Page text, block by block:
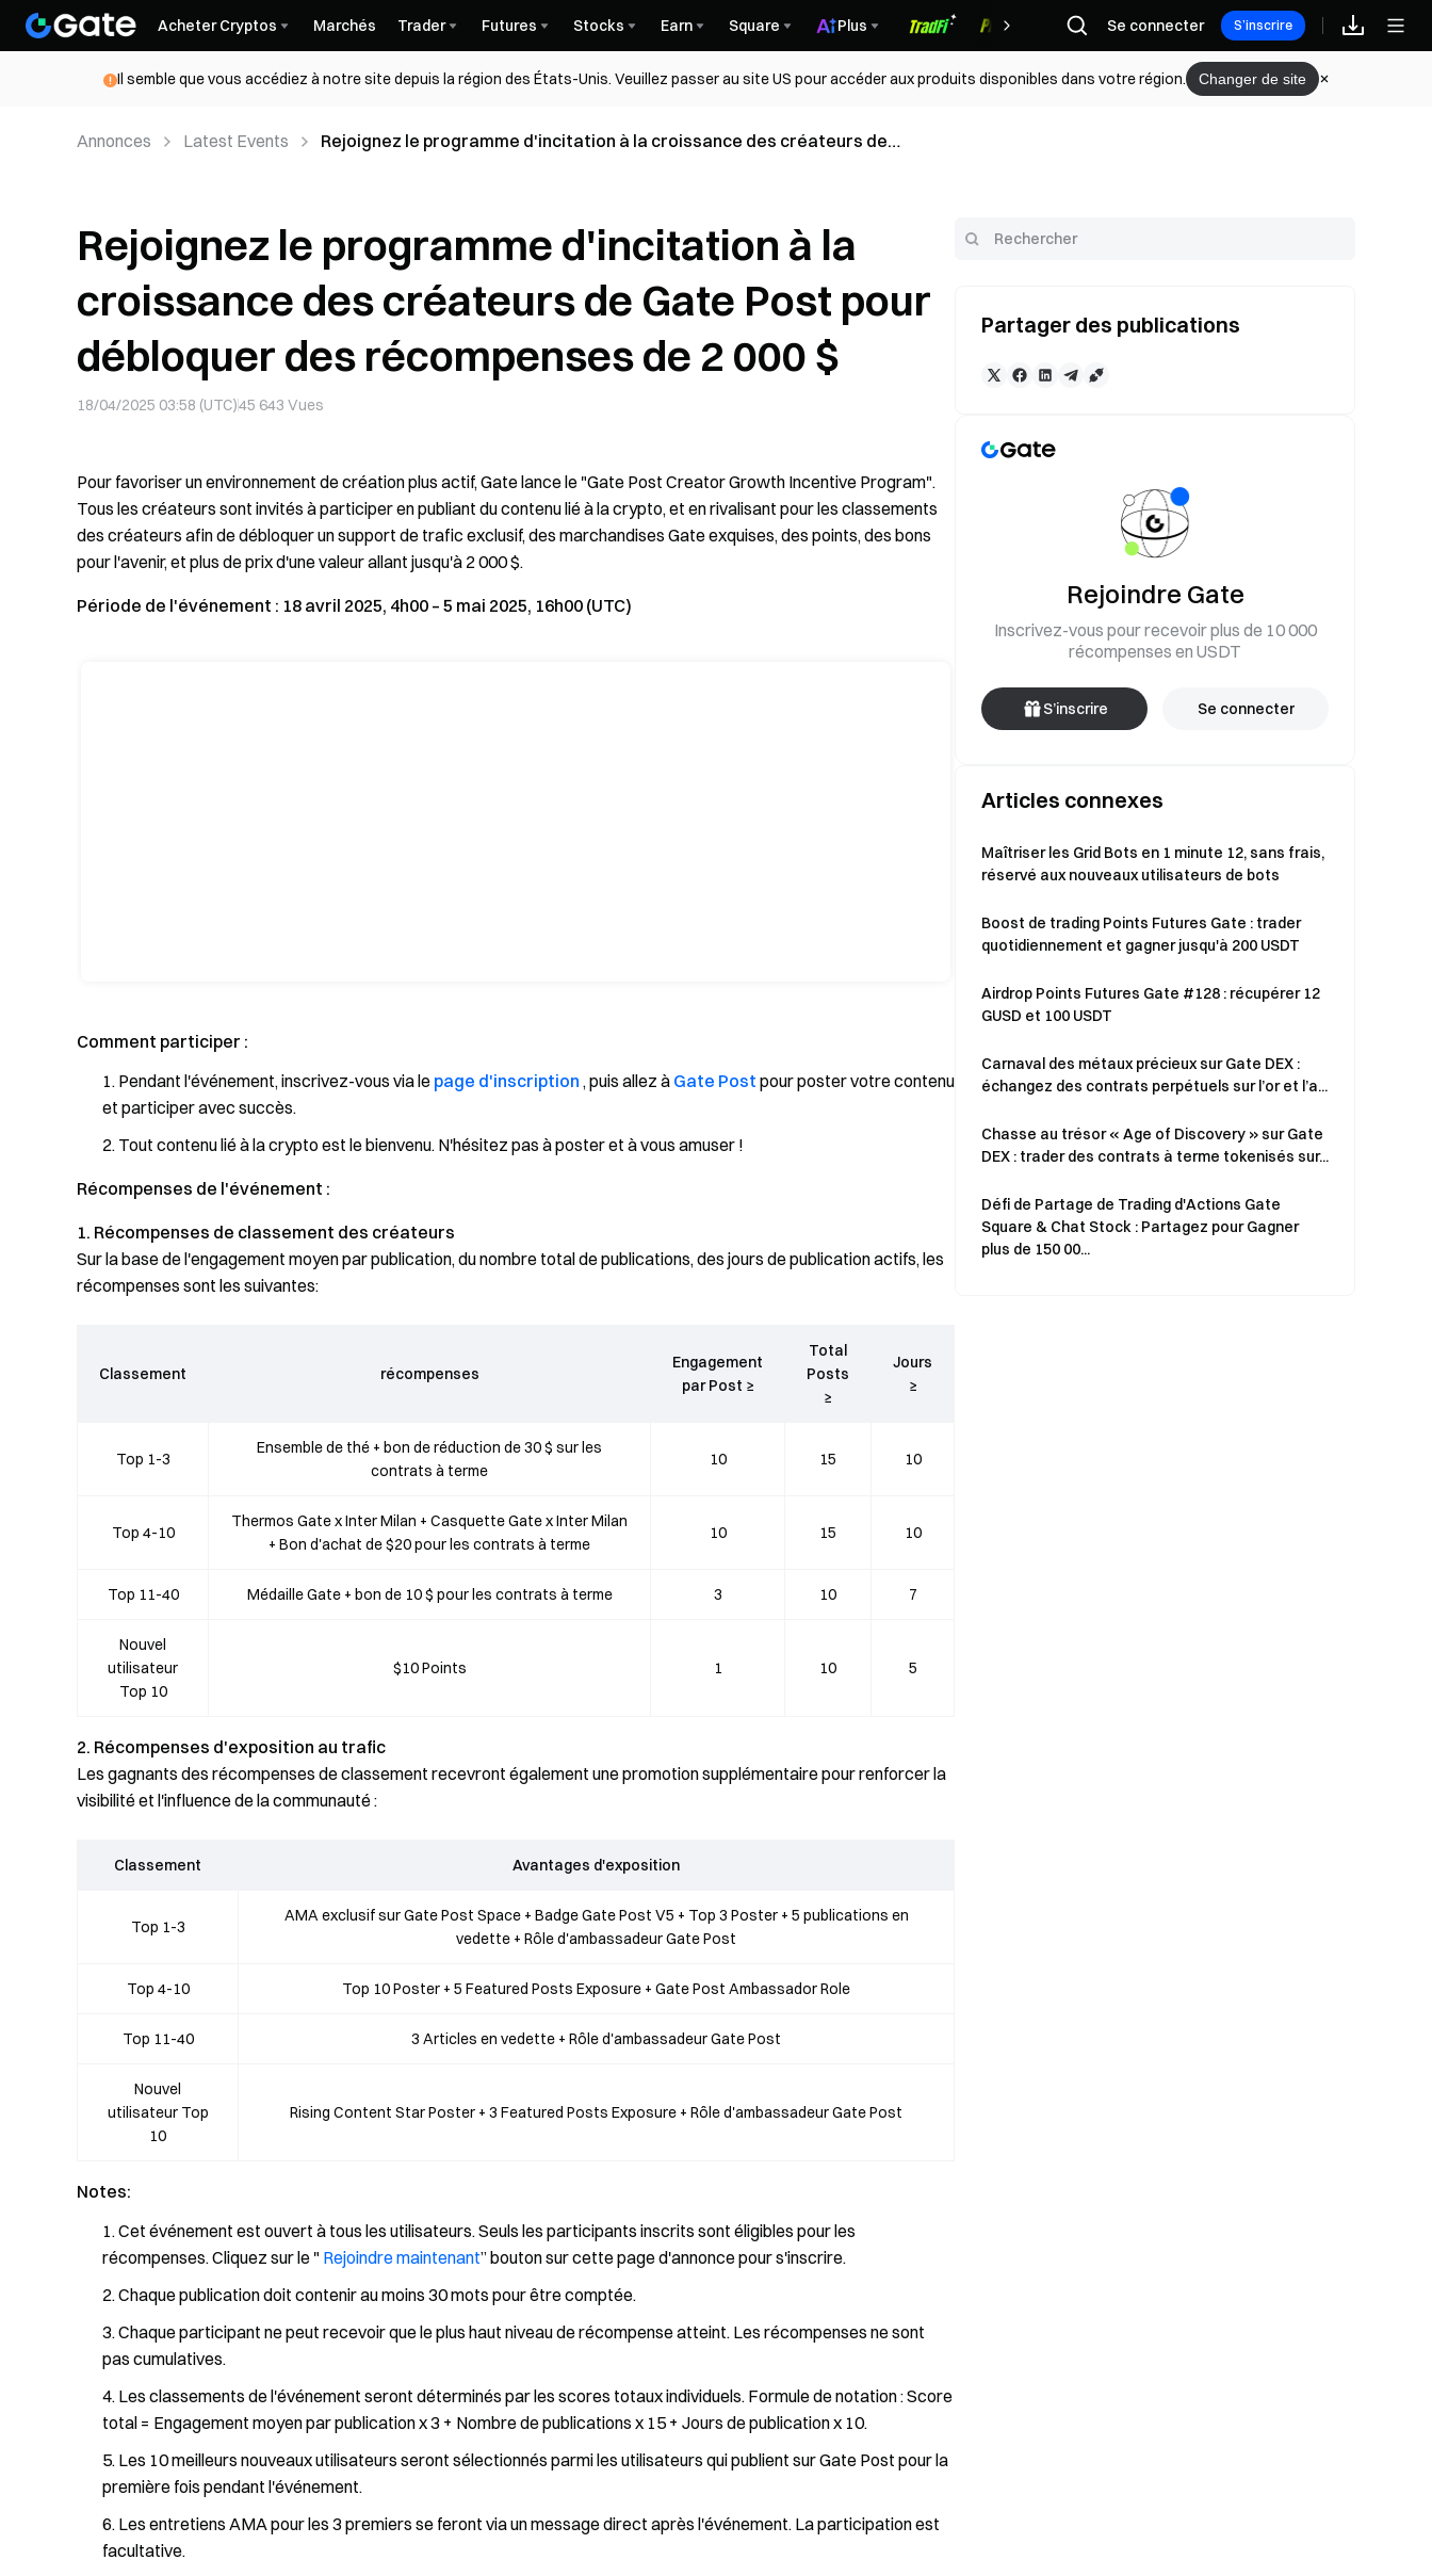
Acheter Cryptos Marchés Trader Futures Stocks Earn Square Plus Récompenses
Se connecter S’inscrire
Il semble que vous accédiez à notre site depuis la région des États-Unis. Veuillez passer au site US pour accéder aux produits disponibles dans votre région. Changer de site
Annonces Latest Events
Rejoignez le programme d'incitation à la croissance des créateurs de
Rejoignez le programme d'incitation à la
croissance des créateurs de Gate Post pour
débloquer des récompenses de 2 000 $
18/04/2025 03:58 (UTC)45 643 Vues
Pour favoriser un environnement de création plus actif, Gate lance le "Gate Post Creator Growth Incentive Program".
Tous les créateurs sont invités à participer en publiant du contenu lié à la crypto, et en rivalisant pour les classements
des créateurs afin de débloquer un support de trafic exclusif, des marchandises Gate exquises, des points, des bons
pour l'avenir, et plus de prix d'une valeur allant jusqu'à 2 000 $.
Période de l'événement : 18 avril 2025, 4h00 – 5 mai 2025, 16h00 (UTC)
Comment participer :
Pendant l'événement, inscrivez-vous via le page d'inscription , puis allez à Gate Post pour poster votre contenu
et participer avec succès.
Tout contenu lié à la crypto est le bienvenu. N'hésitez pas à poster et à vous amuser !
Récompenses de l'événement :
1. Récompenses de classement des créateurs
Sur la base de l'engagement moyen par publication, du nombre total de publications, des jours de publication actifs, les
récompenses sont les suivantes:
Classement récompenses
Engagement
par Post ≥
Total
Posts
≥
Jours
≥
Top 1-3
Ensemble de thé + bon de réduction de 30 $ sur les
contrats à terme
10 15 10
Top 4-10
Thermos Gate x Inter Milan + Casquette Gate x Inter Milan
+ Bon d'achat de $20 pour les contrats à terme
10 15 10
Top 11-40 Médaille Gate + bon de 10 $ pour les contrats à terme 3 10 7
Nouvel
utilisateur
Top 10
$10 Points 1 10 5
2. Récompenses d'exposition au trafic
Les gagnants des récompenses de classement recevront également une promotion supplémentaire pour renforcer la
visibilité et l'influence de la communauté :
Classement Avantages d'exposition
Top 1-3
AMA exclusif sur Gate Post Space + Badge Gate Post V5 + Top 3 Poster + 5 publications en
vedette + Rôle d'ambassadeur Gate Post
Top 4-10 Top 10 Poster + 5 Featured Posts Exposure + Gate Post Ambassador Role
Top 11-40 3 Articles en vedette + Rôle d'ambassadeur Gate Post
Nouvel
utilisateur Top
10
Rising Content Star Poster + 3 Featured Posts Exposure + Rôle d'ambassadeur Gate Post
Notes:
Cet événement est ouvert à tous les utilisateurs. Seuls les participants inscrits sont éligibles pour les
récompenses. Cliquez sur le " Rejoindre maintenant” bouton sur cette page d'annonce pour s'inscrire.
Chaque publication doit contenir au moins 30 mots pour être comptée.
Chaque participant ne peut recevoir que le plus haut niveau de récompense atteint. Les récompenses ne sont
pas cumulatives.
Les classements de l'événement seront déterminés par les scores totaux individuels. Formule de notation : Score
total = Engagement moyen par publication x 3 + Nombre de publications x 15 + Jours de publication x 10.
Les 10 meilleurs nouveaux utilisateurs seront sélectionnés parmi les utilisateurs qui publient sur Gate Post pour la
première fois pendant l'événement.
Les entretiens AMA pour les 3 premiers se feront via un message direct après l'événement. La participation est
facultative.
Partager des publications
Rejoindre Gate
Inscrivez-vous pour recevoir plus de 10 000
récompenses en USDT
S’inscrire Se connecter
Articles connexes
Maîtriser les Grid Bots en 1 minute 12, sans frais,
réservé aux nouveaux utilisateurs de bots
Boost de trading Points Futures Gate : trader
quotidiennement et gagner jusqu'à 200 USDT
Airdrop Points Futures Gate #128 : récupérer 12
GUSD et 100 USDT
Carnaval des métaux précieux sur Gate DEX :
échangez des contrats perpétuels sur l’or et l’a...
Chasse au trésor « Age of Discovery » sur Gate
DEX : trader des contrats à terme tokenisés sur...
Défi de Partage de Trading d'Actions Gate
Square & Chat Stock : Partagez pour Gagner
plus de 150 00...